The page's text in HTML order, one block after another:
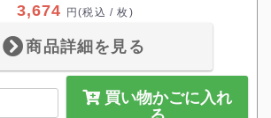
3,674 円(税込 / 枚)
商品詳細を見る
買い物かごに入れ